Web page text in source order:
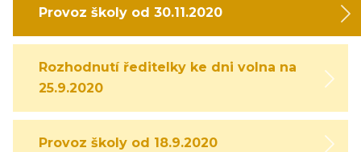
Provoz školy od 30.11.2020
Rozhodnutí ředitelky ke dni volna na
25.9.2020
Provoz školy od 18.9.2020